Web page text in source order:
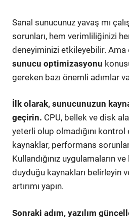
Sanal sunucunuz yavaş mı
sorunları, hem verimliliğinizi
deneyiminizi etkileyebilir. Ama
sunucu optimizasyonu
gereken bazı önemli adımlar
İlk olarak, sunucunuzun
geçirin. CPU, bellek ve disk
yeterli olup olmadığını kontrol
kaynaklar, performans
Kullandığınız uygulamaların
duyduğu kaynakları belirleyin
artırımı yapın.
Sonraki adım, yazılım